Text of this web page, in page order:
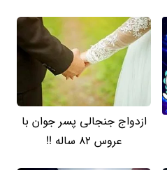
ازدواج جنجالی پسر جوان با
عروس 82 ساله !!